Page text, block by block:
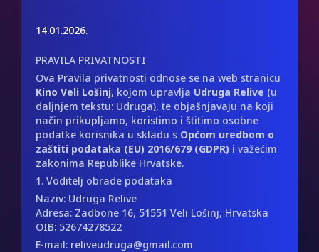
14.01.2026.
PRAVILA PRIVATNOSTI
Ova Pravila privatnosti odnose se na web stranicu
Kino Veli Lošinj, kojom upravlja Udruga Relive (u
daljnjem tekstu: Udruga), te objašnjavaju na koji
način prikupljamo, koristimo i štitimo osobne
podatke korisnika u skladu s Općom uredbom o
zaštiti podataka (EU) 2016/679 (GDPR) i važećim
zakonima Republike Hrvatske.
1. Voditelj obrade podataka
Naziv: Udruga Relive
Adresa: Zadbone 16, 51551 Veli Lošinj, Hrvatska
OIB: 52674278522
E-mail: reliveudruga@gmail.com